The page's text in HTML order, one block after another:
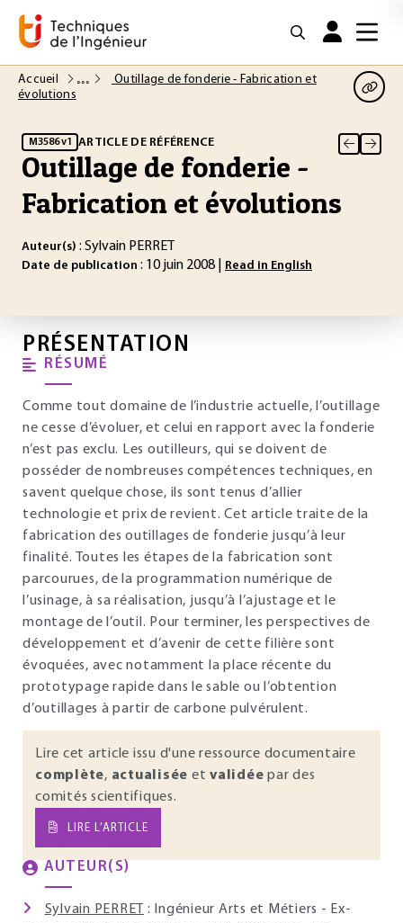
Accueil
Outillage de fonderie - Fabrication et
évolutions
M3586 v1 ARTICLE DE RÉFÉRENCE
Outillage de fonderie -
Fabrication et évolutions
Auteur(s) : Sylvain PERRET
Date de publication : 10 juin 2008 | Read in English
PRÉSENTATION
RÉSUMÉ
Comme tout domaine de l’industrie actuelle, l’outillage
ne cesse d’évoluer, et celui en rapport avec la fonderie
n’est pas exclu. Les outilleurs, qui se doivent de
posséder de nombreuses compétences techniques, en
savent quelque chose, ils sont tenus d’allier
technologie et prix de revient. Cet article traite de la
fabrication des outillages de fonderie jusqu’à leur
finalité. Toutes les étapes de la fabrication sont
parcourues, de la programmation numérique de
l’usinage, à sa réalisation, jusqu’à l’ajustage et le
montage de l’outil. Pour terminer, les perspectives de
développement et d’avenir de cette filière sont
évoquées, avec notamment la place récente du
prototypage rapide dans le sable ou l’obtention
d’outillages à partir de carbone pulvérulent.
Lire cet article issu d'une ressource documentaire
complète, actualisée et validée par des
comités scientifiques.
LIRE L’ARTICLE
AUTEUR(S)
Sylvain PERRET
: Ingénieur Arts et Métiers - Ex-